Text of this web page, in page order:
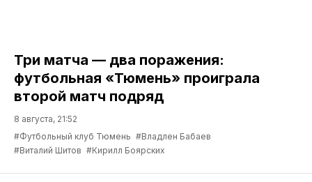
Три матча — два поражения:
футбольная «Тюмень» проиграла
второй матч подряд
8 августа, 21:52
#Футбольный клуб Тюмень #Владлен Бабаев
#Виталий Шитов #Кирилл Боярских